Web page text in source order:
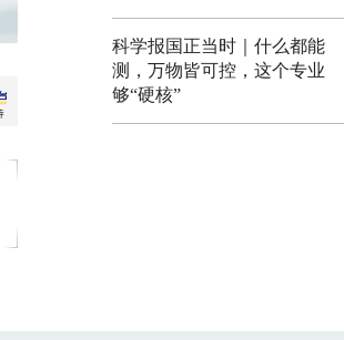
科学报国正当时｜什么都能
测，万物皆可控，这个专业
够“硬核”